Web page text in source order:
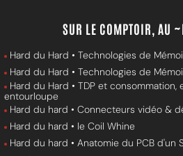
SUR LE COMPTOIR, AU
Hard du Hard • Technologies de
Hard du Hard • Technologies de
Hard du Hard • TDP et
entourloupe
Hard du hard • Connecteurs vidéo &
Hard du hard • le Coil Whine
Hard du hard • Anatomie du PCB d'un